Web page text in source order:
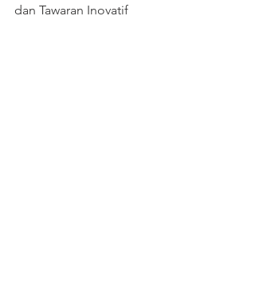
dan Tawaran Inovatif